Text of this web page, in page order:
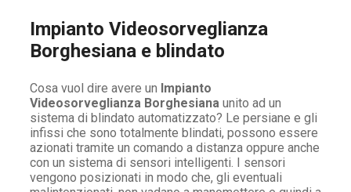
Impianto Videosorveglianza
Borghesiana e blindato
Cosa vuol dire avere un Impianto
Videosorveglianza Borghesiana unito ad un
sistema di blindato automatizzato? Le persiane e gli
infissi che sono totalmente blindati, possono essere
azionati tramite un comando a distanza oppure anche
con un sistema di sensori intelligenti. I sensori
vengono posizionati in modo che, gli eventuali